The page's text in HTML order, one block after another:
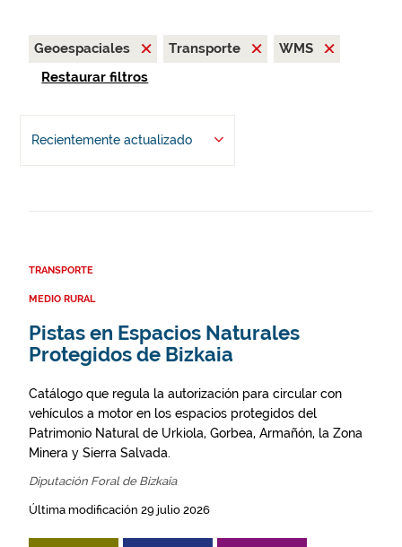
Geoespaciales Transporte
WMS
Restaurar filtros
Recientemente actualizado
TRANSPORTE
MEDIO RURAL
Pistas en Espacios Naturales
Protegidos de Bizkaia
Catálogo que regula la autorización para circular con
vehículos a motor en los espacios protegidos del
Patrimonio Natural de Urkiola, Gorbea, Armañón, la Zona
Minera y Sierra Salvada.
Diputación Foral de Bizkaia
Última modificación 29 julio 2026